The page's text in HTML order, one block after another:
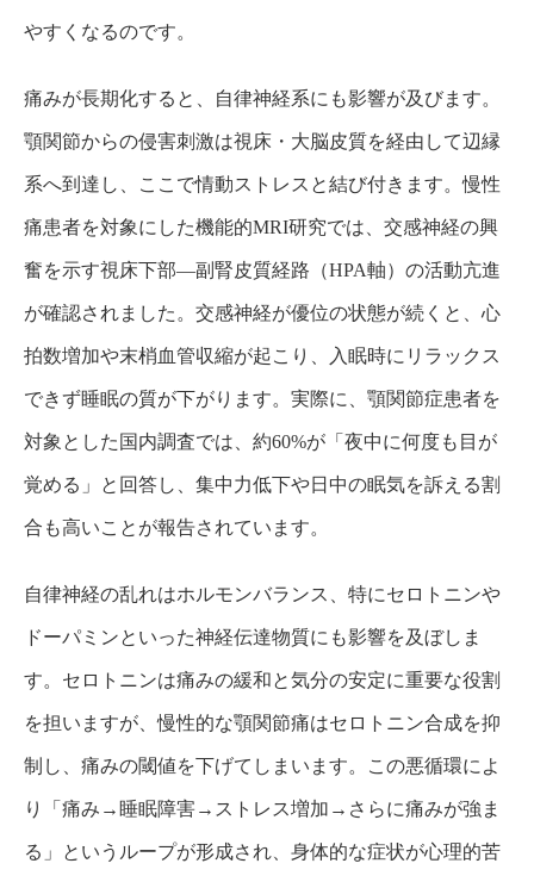
やすくなるのです。
痛みが長期化すると、自律神経系にも影響が及びます。
顎関節からの侵害刺激は視床・大脳皮質を経由して辺縁
系へ到達し、ここで情動ストレスと結び付きます。慢性
痛患者を対象にした機能的MRI研究では、交感神経の興
奮を示す視床下部—副腎皮質経路（HPA軸）の活動亢進
が確認されました。交感神経が優位の状態が続くと、心
拍数増加や末梢血管収縮が起こり、入眠時にリラックス
できず睡眠の質が下がります。実際に、顎関節症患者を
対象とした国内調査では、約60%が「夜中に何度も目が
覚める」と回答し、集中力低下や日中の眠気を訴える割
合も高いことが報告されています。
自律神経の乱れはホルモンバランス、特にセロトニンや
ドーパミンといった神経伝達物質にも影響を及ぼしま
す。セロトニンは痛みの緩和と気分の安定に重要な役割
を担いますが、慢性的な顎関節痛はセロトニン合成を抑
制し、痛みの閾値を下げてしまいます。この悪循環によ
り「痛み→睡眠障害→ストレス増加→さらに痛みが強ま
る」というループが形成され、身体的な症状が心理的苦